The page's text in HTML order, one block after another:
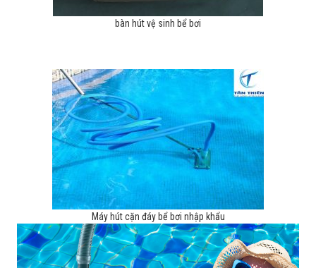
bàn hút vệ sinh bể bơi
Máy hút cặn đáy bể bơi nhập khẩu